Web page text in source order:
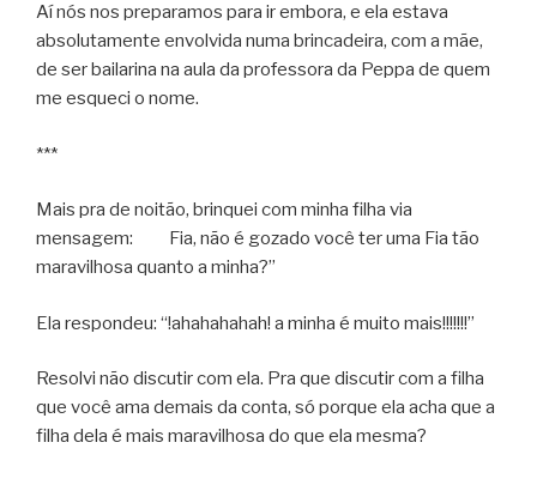
Aí nós nos preparamos para ir embora, e ela estava
absolutamente envolvida numa brincadeira, com a mãe,
de ser bailarina na aula da professora da Peppa de quem
me esqueci o nome.
***
Mais pra de noitão, brinquei com minha filha via
mensagem: Fia, não é gozado você ter uma Fia tão
maravilhosa quanto a minha?”
Ela respondeu: “!ahahahahah! a minha é muito mais!!!!!!!”
Resolvi não discutir com ela. Pra que discutir com a filha
que você ama demais da conta, só porque ela acha que a
filha dela é mais maravilhosa do que ela mesma?